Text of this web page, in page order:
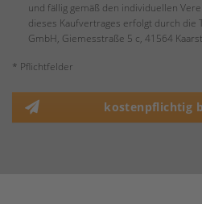
und fällig gemäß den individuellen
dieses Kaufvertrages erfolgt durch die
GmbH, Giemesstraße 5 c, 41564
* Pflichtfelder
kostenpflichtig